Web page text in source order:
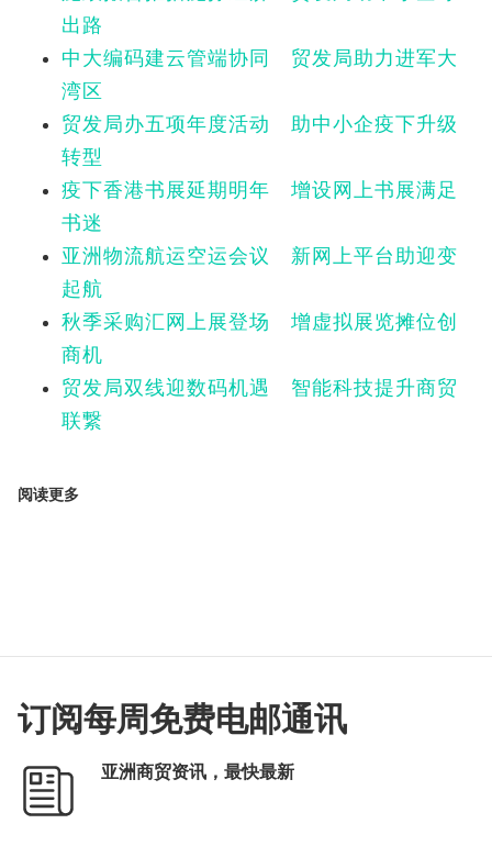
出路
中大编码建云管端协同 贸发局助力进军大
湾区
贸发局办五项年度活动 助中小企疫下升级
转型
疫下香港书展延期明年 增设网上书展满足
书迷
亚洲物流航运空运会议 新网上平台助迎变
起航
秋季采购汇网上展登场 增虚拟展览摊位创
商机
贸发局双线迎数码机遇 智能科技提升商贸
联繋
阅读更多
订阅每周免费电邮通讯
亚洲商贸资讯，最快最新